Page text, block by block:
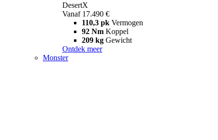
DesertX
Vanaf 17.490 €
110,3 pk Vermogen
92 Nm Koppel
209 kg Gewicht
Ontdek meer
Monster